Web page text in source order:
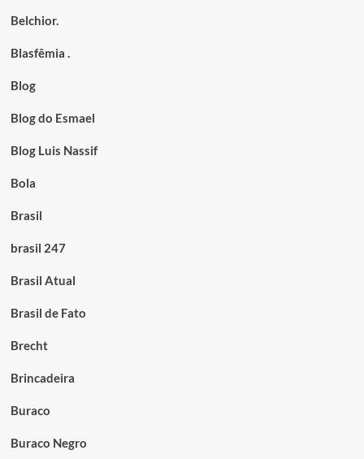
Belchior.
Blasfêmia .
Blog
Blog do Esmael
Blog Luis Nassif
Bola
Brasil
brasil 247
Brasil Atual
Brasil de Fato
Brecht
Brincadeira
Buraco
Buraco Negro